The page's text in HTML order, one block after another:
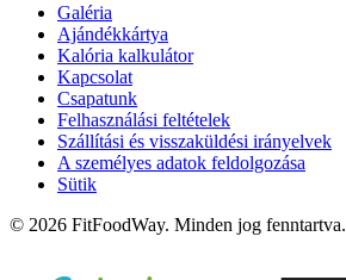
Galéria
Ajándékkártya
Kalória kalkulátor
Kapcsolat
Csapatunk
Felhasználási feltételek
Szállítási és visszaküldési irányelvek
A személyes adatok feldolgozása
Sütik
© 2026 FitFoodWay. Minden jog fenntartva.